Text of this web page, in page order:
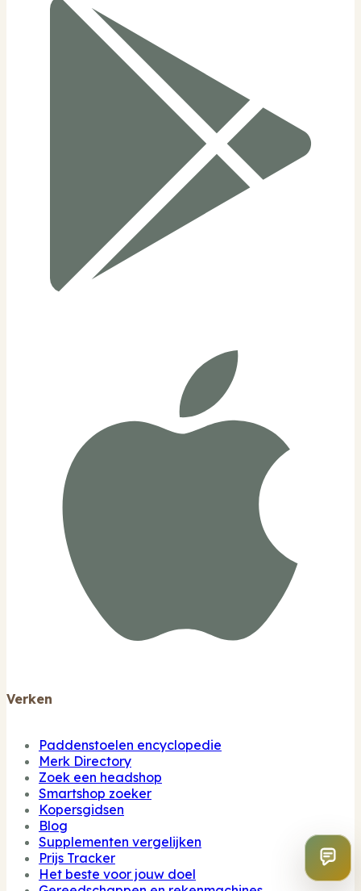
Verken
Paddenstoelen encyclopedie
Merk Directory
Zoek een headshop
Smartshop zoeker
Kopersgidsen
Blog
Supplementen vergelijken
Prijs Tracker
Het beste voor jouw doel